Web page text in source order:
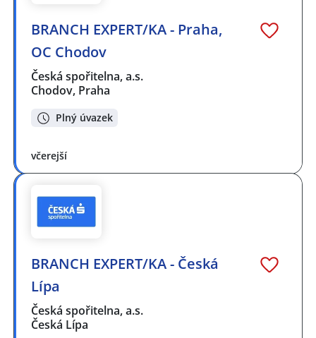
BRANCH EXPERT/KA - Praha,
OC Chodov
Česká spořitelna, a.s.
Chodov, Praha
Plný úvazek
včerejší
BRANCH EXPERT/KA - Česká
Lípa
Česká spořitelna, a.s.
Česká Lípa